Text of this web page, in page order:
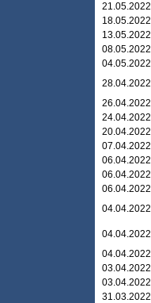
21.05.2022
18.05.2022
13.05.2022
08.05.2022
04.05.2022
28.04.2022
26.04.2022
24.04.2022
20.04.2022
07.04.2022
06.04.2022
06.04.2022
06.04.2022
04.04.2022
04.04.2022
04.04.2022
03.04.2022
03.04.2022
31.03.2022